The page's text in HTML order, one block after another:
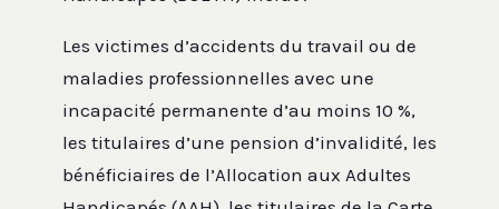
Les victimes d’accidents du travail ou de
maladies professionnelles avec une
incapacité permanente d’au moins 10 %,
les titulaires d’une pension d’invalidité, les
bénéficiaires de l’Allocation aux Adultes